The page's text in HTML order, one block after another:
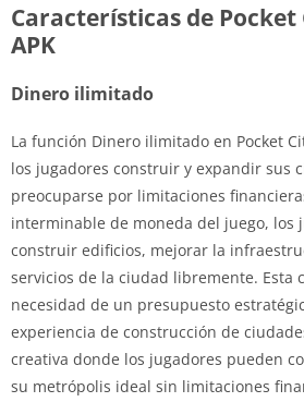
Características de Pocket
APK
Dinero ilimitado
La función Dinero ilimitado en Pocket
los jugadores construir y expandir sus
preocuparse por limitaciones
interminable de moneda del juego, los
construir edificios, mejorar la
servicios de la ciudad libremente. Esta
necesidad de un presupuesto
experiencia de construcción de
creativa donde los jugadores pueden
su metrópolis ideal sin limitaciones